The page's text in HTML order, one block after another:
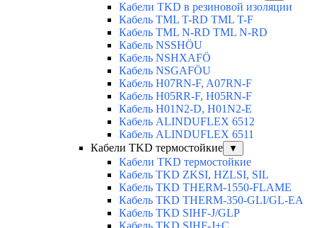
Кабели TKD в резиновой изоляции
Кабель TML T-RD TML T-F
Кабель TML N-RD TML N-RD
Кабель NSSHÖU
Кабель NSHXAFÖ
Кабель NSGAFÖU
Кабель H07RN-F, A07RN-F
Кабель H05RR-F, H05RN-F
Кабель H01N2-D, H01N2-E
Кабель ALINDUFLEX 6512
Кабель ALINDUFLEX 6511
Кабели TKD термостойкие
▼
Кабели TKD термостойкие
Кабель TKD ZKSI, HZLSI, SIL
Кабель TKD THERM-1550-FLAME
Кабель TKD THERM-350-GLI/GL-EA
Кабель TKD SIHF-J/GLP